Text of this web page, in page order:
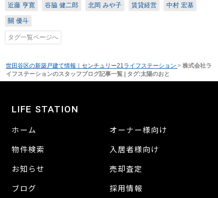
近藤 亨寛 谷脇 健二郎 北岡 みや子 賃貸経営 中村 宏基
關 優斗
タグ一覧ページへ
世田谷区の新築戸建て情報｜センチュリー21ライフステーション > 株式会社ラ
イフステーションのスタッフブログ記事一覧 | タグ:太陽のおと
LIFE STATION
ホーム
物件検索
お知らせ
ブログ
オーナー様向け
入居者様向け
売却査定
採用情報